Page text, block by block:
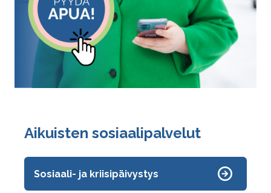
Aikuisten sosiaalipalvelut
Sosiaali- ja kriisipäivystys